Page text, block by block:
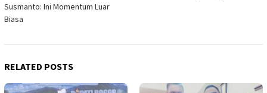
Susmanto: Ini Momentum Luar
Biasa
RELATED POSTS